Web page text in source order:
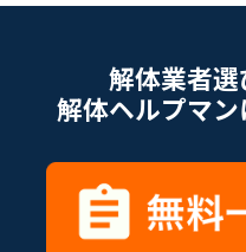
解体業者選
解体ヘルプマン